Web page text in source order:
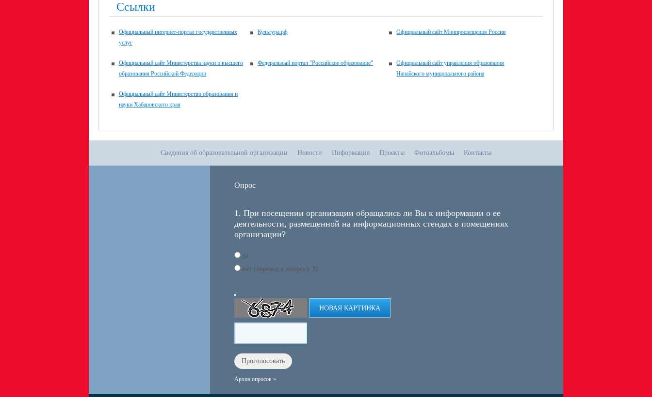
Ссылки
Официальный интернет-портал государственных
услуг
Культура.рф Официальный сайт Минпросвещения России
Официальный сайт Министерства науки и высшего
образования Российской Федерации
Федеральный портал "Российское образование"
Официальный сайт управления образования
Нанайского муниципального района
Официальный сайт Министерство образования и
науки Хабаровского края
Сведения об образовательной организации Новости Информация Проекты Фотоальбомы Контакты
Опрос
1. При посещении организации обращались ли Вы к информации о ее
деятельности, размещенной на информационных стендах в помещениях
организации?
да
нет (переход к вопросу 3)
НОВАЯ КАРТИНКА
Архив опросов »